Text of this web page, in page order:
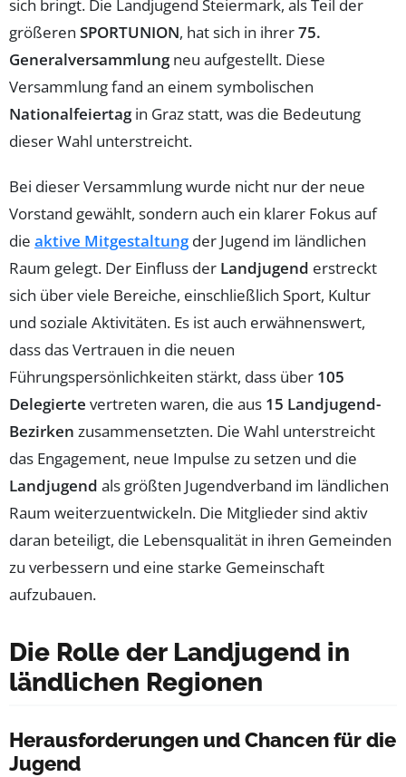
sich bringt. Die Landjugend Steiermark, als Teil der
größeren SPORTUNION, hat sich in ihrer75.
Generalversammlungneu aufgestellt. Diese
Versammlung fand an einem symbolischen
Nationalfeiertagin Graz statt, was die Bedeutung
dieser Wahl unterstreicht.
Bei dieser Versammlung wurde nicht nur der neue
Vorstand gewählt, sondern auch ein klarer Fokus auf
die aktive Mitgestaltungder Jugend im ländlichen
Raum gelegt. Der Einfluss der Landjugend erstreckt
sich über viele Bereiche, einschließlich Sport, Kultur
und soziale Aktivitäten. Es ist auch erwähnenswert,
dass das Vertrauen in die neuen
Führungspersönlichkeiten stärkt, dass über 105
Delegierte vertreten waren, die aus 15 Landjugend-
Bezirken zusammensetzten. Die Wahl unterstreicht
das Engagement, neue Impulse zu setzen und die
Landjugend als größten Jugendverband im ländlichen
Raum weiterzuentwickeln. Die Mitglieder sind aktiv
daran beteiligt, die Lebensqualität in ihren Gemeinden
zu verbessern und eine starke Gemeinschaft
aufzubauen.
Die Rolle der Landjugend in
ländlichen Regionen
Herausforderungen und Chancen für die
Jugend